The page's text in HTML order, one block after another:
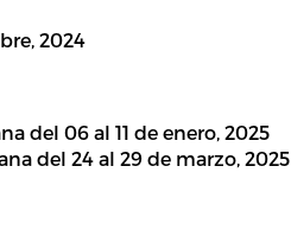
2024
del 06 al 11 de enero, 2025
del 24 al 29 de marzo, 2025